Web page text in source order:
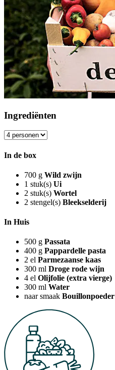
Ingrediënten
In de box
700 g Wild zwijn
1 stuk(s) Ui
2 stuk(s) Wortel
2 stengel(s) Bleekselderij
In Huis
500 g Passata
400 g Pappardelle pasta
2 el Parmezaanse kaas
300 ml Droge rode wijn
4 el Olijfolie (extra vierge)
300 ml Water
naar smaak Bouillonpoeder